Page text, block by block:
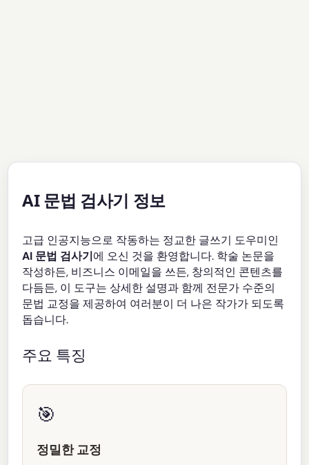
AI 문법 검사기 정보
고급 인공지능으로 작동하는 정교한 글쓰기 도우미인
AI 문법 검사기에 오신 것을 환영합니다. 학술 논문을
작성하든, 비즈니스 이메일을 쓰든, 창의적인 콘텐츠를
다듬든, 이 도구는 상세한 설명과 함께 전문가 수준의
문법 교정을 제공하여 여러분이 더 나은 작가가 되도록
돕습니다.
주요 특징
🎯
정밀한 교정